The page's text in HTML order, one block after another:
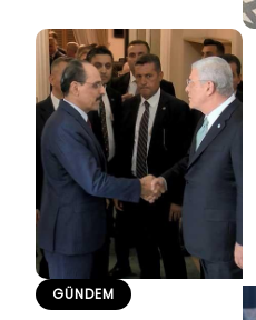
GÜNDEM